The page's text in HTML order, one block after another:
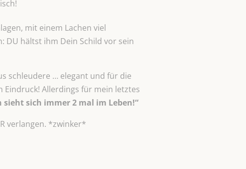
mit einem Lachen viel
DU hältst ihm Dein Schild vor sein
schleudere … elegant und für die
Allerdings für mein letztes
sieht sich immer 2 mal im Leben!“
verlangen. *zwinker*